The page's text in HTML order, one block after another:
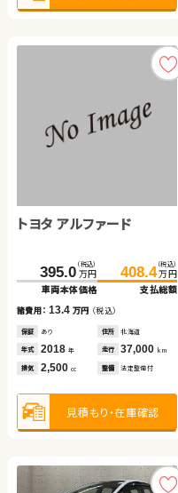
トヨタ アルファード
395.0 （税込）
万円
車両本体価格
408.4（税込）
万円
支払総額
諸費用：13.4 万円 （税込）
保証 あり 住所 北海道
年式 2018 年 走行 37,000 km
排気 2,500 cc 整備 法定整備付
見積もり・在庫確認
トヨタ アクア
車両本体価格
支払総額
諸費用：14.0万円 （税込）
2014 年 100,800km
1,500cc 法定整備付
見積もり・在庫確認
310.4 （税込）
万円
318.8
諸費用：8.4 万円（税込）
あり 岩手県
年式 2018年 走行
排気 2,500 整備 法定整備付
見積もり・在庫確認